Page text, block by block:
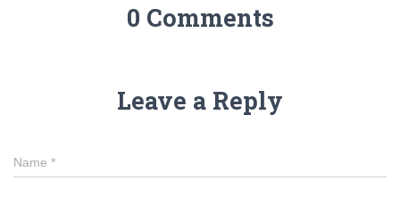
0 Comments
Leave a Reply
Name *